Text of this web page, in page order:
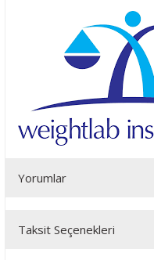
Yorumlar
Taksit Seçenekleri